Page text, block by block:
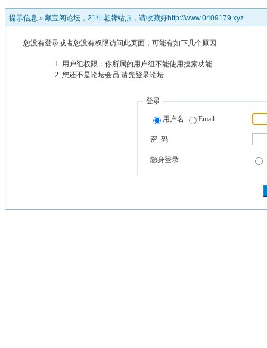
提示信息 » 藏宝阁论坛，21年老牌站点，请收藏好http://www.0409179.xyz
您没有登录或者您没有权限访问此页面，可能有如下几个原因:
用户组权限：你所属的用户组不能使用搜索功能
您还不是论坛会员,请先登录论坛
登录
用户名 Email
密 码
隐身登录